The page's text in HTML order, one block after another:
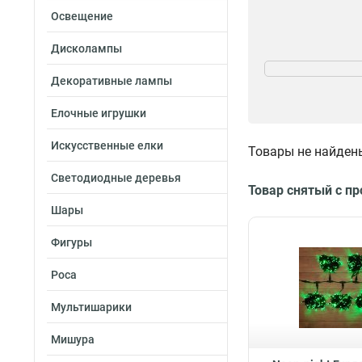
Освещение
Дисколампы
Декоративные лампы
Елочные игрушки
Искусственные елки
Светодиодные деревья
Шары
Фигуры
Роса
Мультишарики
Мишура
Холодный белый
Синий 6
Зеленый 1
Оранжевая
Фиолетовый 0
Работа при
Товары не
Товар снятый с